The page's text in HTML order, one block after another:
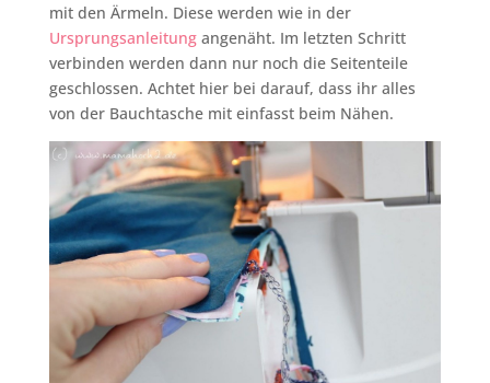
mit den Ärmeln. Diese werden wie in der
Ursprungsanleitungangenäht. Im letzten Schritt
verbinden werden dann nur noch die Seitenteile
geschlossen. Achtet hier bei darauf, dass ihr alles
von der Bauchtasche mit einfasst beim Nähen.